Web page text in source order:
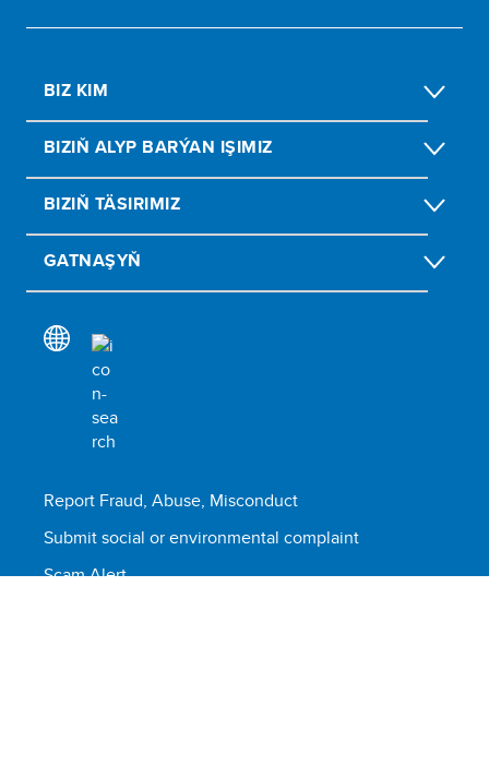
BIZ KIM
BIZIŇ ALYP BARÝAN IŞIMIZ
BIZIŇ TÄSIRIMIZ
GATNAŞYŇ
Report Fraud, Abuse, Misconduct
Submit social or environmental complaint
Scam Alert